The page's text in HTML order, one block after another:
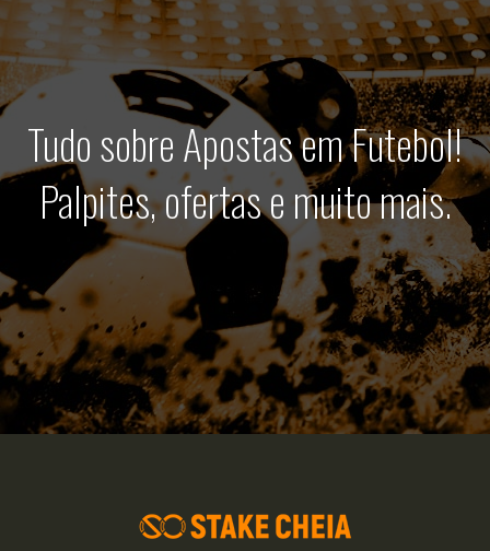
Tudo sobre Apostas em Futebol!
Palpites, ofertas e muito mais.